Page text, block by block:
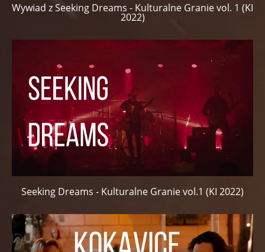
Wywiad z Seeking Dreams - Kulturalne Granie vol. 1 (KI
2022)
Seeking Dreams - Kulturalne Granie vol.1 (KI 2022)